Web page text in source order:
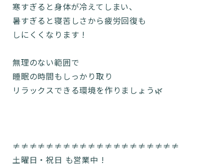
寒すぎると身体が冷えてしまい、
暑すぎると寝苦しさから疲労回復も
しにくくなります !
無理のない範囲で
睡眠の時間もしっかり取り
リラックスできる環境を作りましょう🌿
≠≠≠≠≠≠≠≠≠≠≠≠≠≠≠≠≠≠≠≠
土曜日・祝日 も営業中 !